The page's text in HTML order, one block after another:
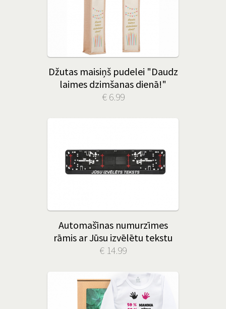
Džutas maisiņš pudelei "Daudz
laimes dzimšanas dienā!"
€ 6.99
Automašīnas numurzīmes
rāmis ar Jūsu izvēlētu tekstu
€ 14.99